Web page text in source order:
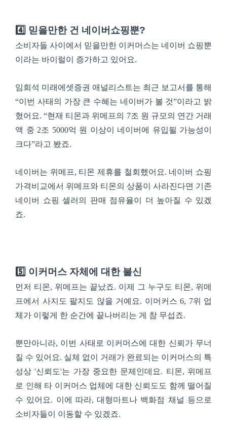
4️⃣ 믿을만한 건 네이버쇼핑뿐?
소비자들 사이에서 믿을만한 이커머스는 네이버 쇼핑뿐
이라는 바이럴이 증가하고 있어요.
임희석 미래에셋증권 애널리스트는 최근 보고서를 통해
“이번 사태의 가장 큰 수혜는 네이버가 볼 것”이라고 밝
혔어요. “현재 티몬과 위메프의 7조 원 규모의 연간 거래
액 중 2조 5000억 원 이상이 네이버에 유입될 가능성이
크다”라고 봤죠.
네이버는 위메프, 티몬 제휴를 철회했어요. 네이버 쇼핑
가격비교에서 위메프와 티몬의 상품이 사라진다면 기존
네이버 쇼핑 셀러의 판매 점유율이 더 높아질 수 있겠
죠.
5️⃣ 이커머스 자체​에 대한 불신
먼저 티몬, 위메프는 끝났죠. 이제 그 누구도 티몬, 위메
프에서 사지도 팔지도 않을 거예요. 이머커스 6, 7위 업
체가 이렇게 한 순간에 끝나버리는 게 참 무섭죠.
뿐만아니라, 이번 사태로 이커머스에 대한 신뢰가 무너
질 수 있어요. 실체 없이 거래가 완료되는 이커머스의 특
성상 '신뢰도'는 가장 중요한 문제인데요. 티몬, 위메프
로 인해 타 이커머스 업체에 대한 신뢰도도 함께 떨어질
수 있어요. 이에 따라, 대형마트나 백화점 채널 등으로
소비자들이 이동할 수 있겠죠.